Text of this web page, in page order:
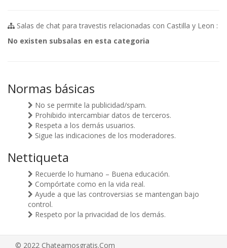
Salas de chat para travestis relacionadas con Castilla y Leon :
No existen subsalas en esta categoria
Normas básicas
No se permite la publicidad/spam.
Prohibido intercambiar datos de terceros.
Respeta a los demás usuarios.
Sigue las indicaciones de los moderadores.
Nettiqueta
Recuerde lo humano – Buena educación.
Compórtate como en la vida real.
Ayude a que las controversias se mantengan bajo
control.
Respeto por la privacidad de los demás.
© 2022 Chateamosgratis.Com